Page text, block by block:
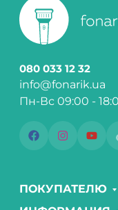
080 033 12 32
info@fonarik.ua
Пн-Вс 09:00 -
ПОКУПАТЕЛЮ